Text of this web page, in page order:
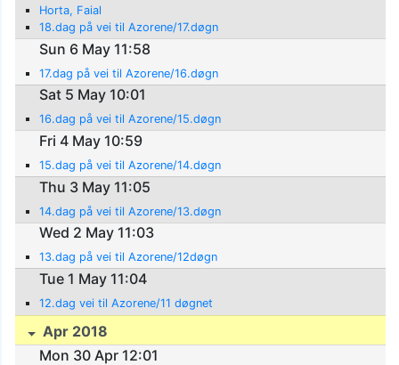
Horta, Faial
18.dag på vei til Azorene/17.døgn
Sun 6 May 11:58
17.dag på vei til Azorene/16.døgn
Sat 5 May 10:01
16.dag på vei til Azorene/15.døgn
Fri 4 May 10:59
15.dag på vei til Azorene/14.døgn
Thu 3 May 11:05
14.dag på vei til Azorene/13.døgn
Wed 2 May 11:03
13.dag på vei til Azorene/12døgn
Tue 1 May 11:04
12.dag vei til Azorene/11 døgnet
Apr 2018
Mon 30 Apr 12:01